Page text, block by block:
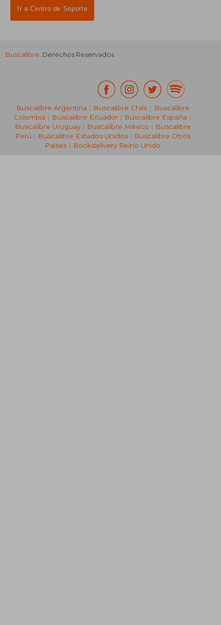
₡ 9.758
Ir a Centro de Soporte
Buscalibre. Derechos Reservados.
Buscalibre Argentina | Buscalibre Chile | Buscalibre
Colombia | Buscalibre Ecuador | Buscalibre España |
Buscalibre Uruguay| Buscalibre México | Buscalibre
Perú | Buscalibre Estados Unidos| Buscalibre Otros
Países | Bookdelivery Reino Unido